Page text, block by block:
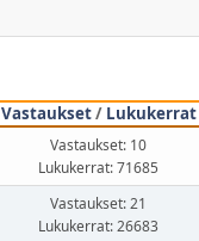
Vastaukset/ Lukukerrat
Vastaukset: 10
Lukukerrat: 71685
Vastaukset: 21
Lukukerrat: 26683